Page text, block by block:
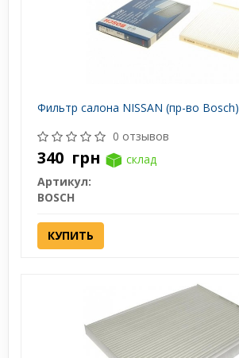
Фильтр салона NISSAN (пр-во Bosch)
0 отзывов
340 грн
склад
Артикул:
BOSCH
КУПИТЬ